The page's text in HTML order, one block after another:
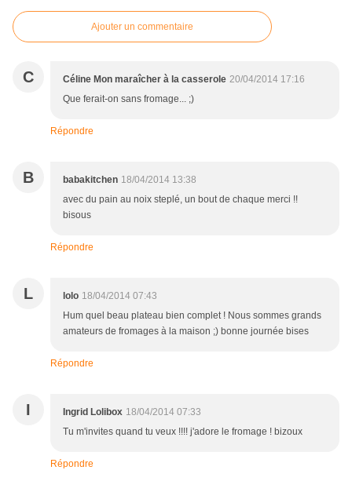
Ajouter un commentaire
C Céline Mon maraîcher à la casserole 20/04/2014 17:16
Que ferait-on sans fromage... ;)
Répondre
B babakitchen 18/04/2014 13:38
avec du pain au noix steplé, un bout de chaque merci !!
bisous
Répondre
L lolo 18/04/2014 07:43
Hum quel beau plateau bien complet ! Nous sommes grands
amateurs de fromages à la maison ;) bonne journée bises
Répondre
I Ingrid Lolibox 18/04/2014 07:33
Tu m'invites quand tu veux !!!! j'adore le fromage ! bizoux
Répondre